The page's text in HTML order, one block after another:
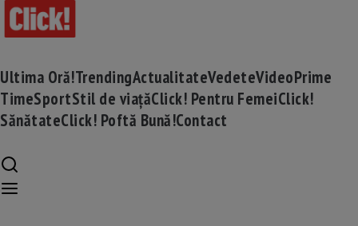
Ultima Oră!TrendingActualitateVedeteVideoPrime
TimeSportStil de viațăClick! Pentru FemeiClick!
SănătateClick! Poftă Bună!Contact